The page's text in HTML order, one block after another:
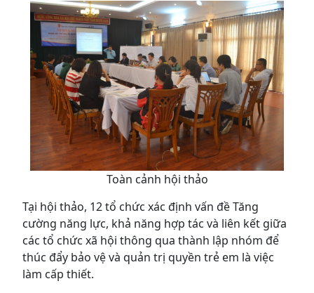
Toàn cảnh hội thảo
Tại hội thảo, 12 tổ chức xác định vấn đề Tăng
cường năng lực, khả năng hợp tác và liên kết giữa
các tổ chức xã hội thông qua thành lập nhóm để
thúc đẩy bảo vệ và quản trị quyền trẻ em là việc
làm cấp thiết.